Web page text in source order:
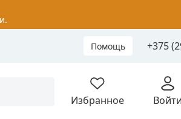
Помощь +375
Избранное Войти